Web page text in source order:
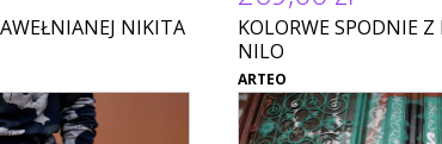
NIKITA
KOLORWE SPODNIE
NILO
ARTEO